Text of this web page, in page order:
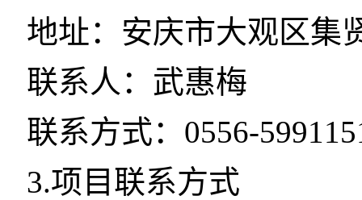
地址：安庆市大观区集
联系人：武惠梅
联系方式：0556-
3.项目联系方式